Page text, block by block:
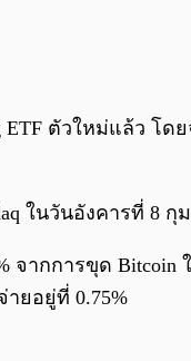
ETF ตัวใหม่แล้ว โด
ในวันอังคารที่ 8 กุ
ากการขุด Bitcoin
ยอยู่ที่ 0.75%